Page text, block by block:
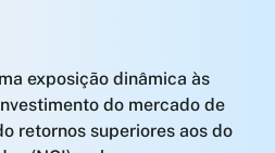
exposição dinâmica às
do mercado de
retornos superiores aos do